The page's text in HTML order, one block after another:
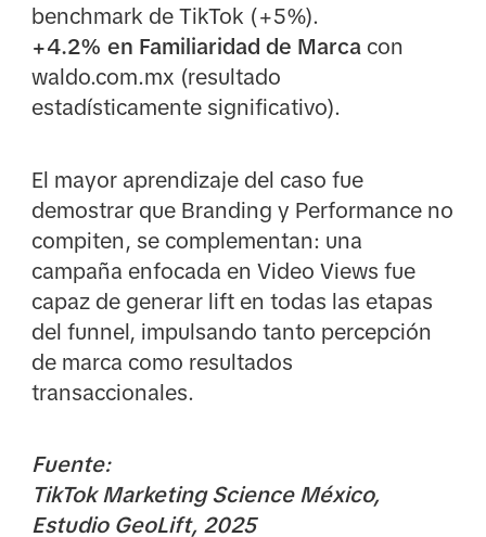
benchmark de TikTok (+5%).
+4.2% en Familiaridad de Marcacon
waldo.com.mx (resultado
estadísticamente significativo).
El mayor aprendizaje del caso fue
demostrar que Branding y Performance no
compiten, se complementan: una
campaña enfocada en Video Views fue
capaz de generar lift en todas las etapas
del funnel, impulsando tanto percepción
de marca como resultados
transaccionales.
Fuente:
TikTok Marketing Science México,
Estudio GeoLift, 2025